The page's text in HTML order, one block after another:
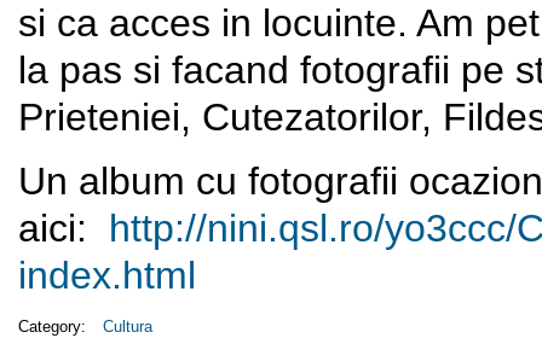
si ca acces in locuinte. Am
la pas si facand fotografii pe
Prieteniei, Cutezatorilor,
Un album cu fotografii
aici: http://nini.qsl.ro/yo3ccc/
index.html
Category: Cultura